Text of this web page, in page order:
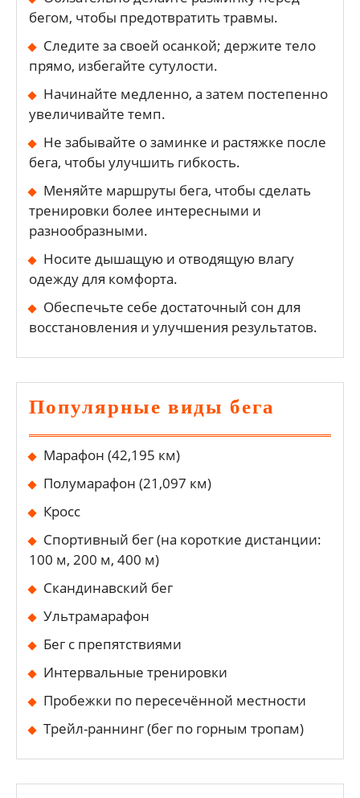
бегом, чтобы предотвратить травмы.
Следите за своей осанкой; держите тело
прямо, избегайте сутулости.
Начинайте медленно, а затем постепенно
увеличивайте темп.
Не забывайте о заминке и растяжке после
бега, чтобы улучшить гибкость.
Меняйте маршруты бега, чтобы сделать
тренировки более интересными и
разнообразными.
Носите дышащую и отводящую влагу
одежду для комфорта.
Обеспечьте себе достаточный сон для
восстановления и улучшения результатов.
Популярные виды бега
Марафон (42,195 км)
Полумарафон (21,097 км)
Кросс
Спортивный бег (на короткие дистанции:
100 м, 200 м, 400 м)
Скандинавский бег
Ультрамарафон
Бег с препятствиями
Интервальные тренировки
Пробежки по пересечённой местности
Трейл-раннинг (бег по горным тропам)